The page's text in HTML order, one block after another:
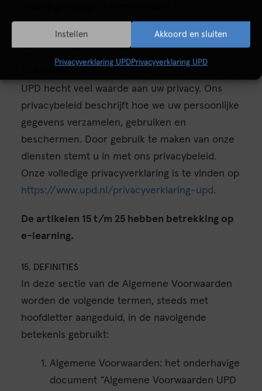
Akkoord en sluiten
Instellen
Privacyverklaring UPDPrivacyverklaring UPD
bedrijfssituaties, werkprocessen,
klantengroepen en strategieën.
UPD hecht veel waarde aan uw privacy. Ons
privacybeleid beschrijft hoe we uw persoonlijke
gegevens verzamelen, gebruiken en
beschermen. Door gebruik te maken van onze
diensten stemt u in met ons privacybeleid.
Onze volledige privacyverklaring is te vinden op
https://www.upd.nl/privacyverklaring-upd.
De artikelen 15 t/m 25 hebben betrekking op
e-learning.
15. DEFINITIES
In deze sectie van de Algemene Voorwaarden
worden de volgende termen, steeds met
hoofdletter aangeduid, in de navolgende
betekenis gebruikt:
Algemene Voorwaarden: het onderhavige
document “Algemene Voorwaarden UPD